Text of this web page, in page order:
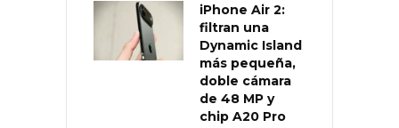
iPhone Air 2:
filtran una
Dynamic Island
más pequeña,
doble cámara
de 48 MP y
chip A20 Pro